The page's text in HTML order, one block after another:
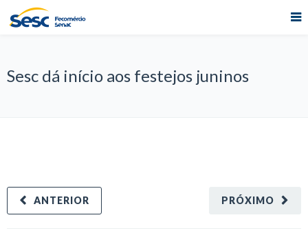
Sesc dá início aos festejos juninos
PRÓXIMO
ANTERIOR